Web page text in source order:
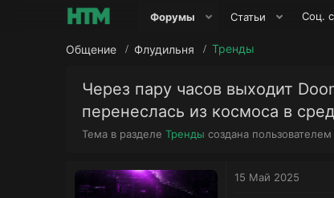
Форумы Статьи Соц.
Общение Флудильня Тренды
Через пару часов выходит
перенеслась из космоса в
Тема в разделе Тренды создана пользователем
15 Май 2025